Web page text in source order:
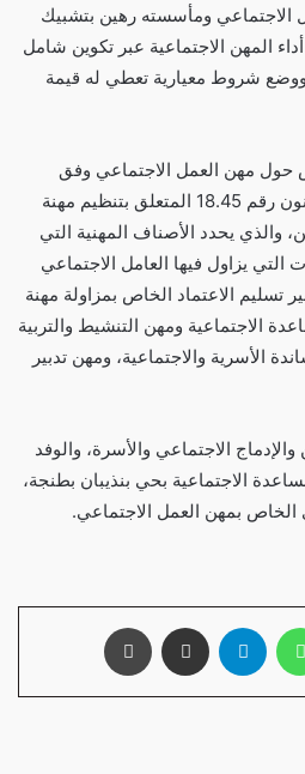
ومأسسته رهين بتشبيك
المهن الاجتماعية عبر تكوين شامل
ووضع شروط معيارية تعطي له قيمة
حول مهن العمل الاجتماعي وفق
المرسوم الخاص بتطبيق القانون رقم 18.45 المتعلق بتنظيم مهنة
والذي يحدد الأصناف المهنية التي
يزاول فيها العامل الاجتماعي
تسليم الاعتماد الخاص بمزاولة مهنة
الاجتماعية ومهن التنشيط والتربية
الأسرية والاجتماعية، ومهن تدبير
الاجتماعي والأسرة، والوفد
الاجتماعية بحي بنذيبان بطنجة،
بمهن العمل الاجتماعي.
تيلقرام مشاركة عبر البريد طباعة